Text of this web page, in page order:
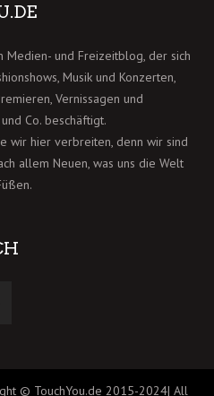
Medien- und Freizeitblog, der sich
Musik und Konzerten,
Vernissagen und
Co. beschäftigt.
wir hier verbreiten, denn wir sind
allem Neuen, was uns die Welt
© TouchYou.de 2015-2024| All